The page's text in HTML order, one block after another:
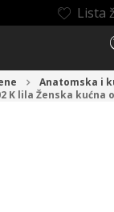
Lista
Anatomska i
K lilaŽenska kućna